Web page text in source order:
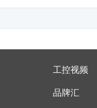
工控视频
品牌汇